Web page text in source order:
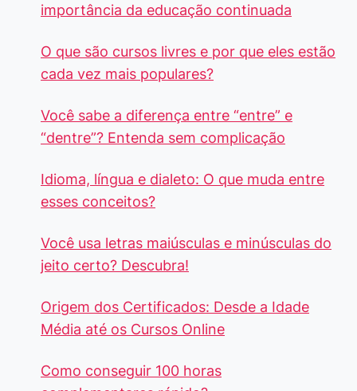
importância da educação continuada
O que são cursos livres e por que eles estão
cada vez mais populares?
Você sabe a diferença entre “entre” e
“dentre”? Entenda sem complicação
Idioma, língua e dialeto: O que muda entre
esses conceitos?
Você usa letras maiúsculas e minúsculas do
jeito certo? Descubra!
Origem dos Certificados: Desde a Idade
Média até os Cursos Online
Como conseguir 100 horas